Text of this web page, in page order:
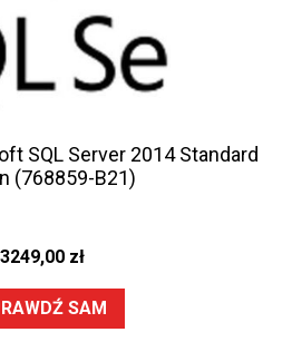
SQL Server 2014 Standard
(768859-B21)
3249,00 zł
SAM